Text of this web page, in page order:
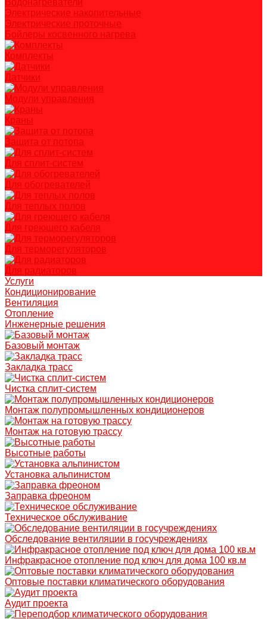
Водонагреватели
Электрические накопительные
Электрические проточные
Бойлеры косвенного нагрева
Комплекты
Датчики
Модули управления
Краны
Защита от потопа
Для сплит-систем
Для обогревателей
Для теплых полов
Для греющего кабеля
Для терморегуляторов
Для радиаторов
Услуги
Кондиционирование
Вентиляция
Отопление
Инженерные решения
Базовый монтаж
Закладка трасс
Чистка сплит-систем
Монтаж полупромышленных кондиционеров
Монтаж на готовую трассу
Высотные работы
Установка альпинистом
Заправка фреоном
Техническое обслуживание
Обследование вентиляции в госучреждениях
Инфракрасное отопление под ключ для дома 100 кв.м
Оптовые поставки климатического оборудования
Аудит проекта